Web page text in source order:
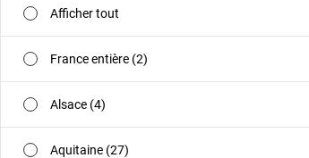
Afficher tout
France entière (2)
Alsace (4)
Aquitaine (27)